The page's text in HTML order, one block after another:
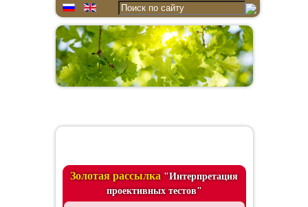
Золотая рассылка"Интерпретация
проективных тестов"